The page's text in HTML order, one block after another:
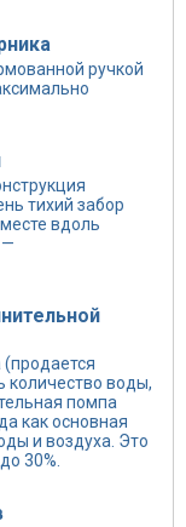
ручкой
тихий забор
вдоль
—
количество воды,
помпа
как основная
и воздуха. Это
30%.